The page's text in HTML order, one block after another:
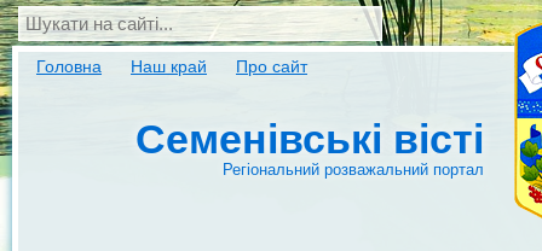
Головна Наш край Про сайт
Семенівські вісті
Регіональний розважальний портал